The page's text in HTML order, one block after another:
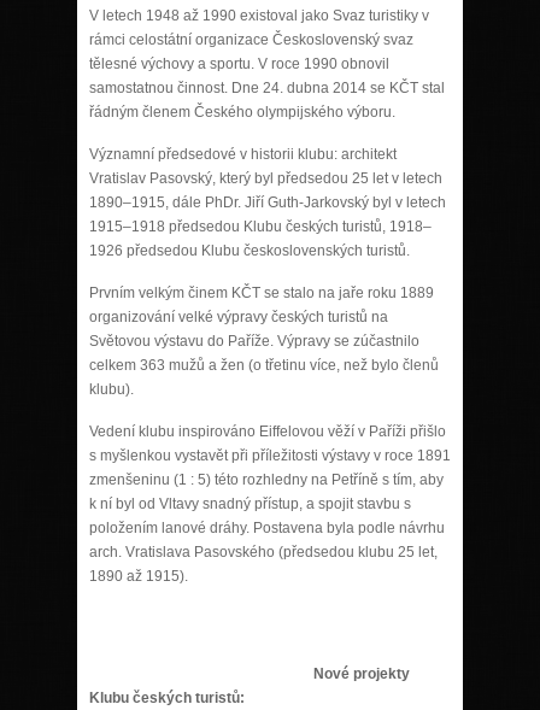
V letech 1948 až 1990 existoval jako Svaz turistiky v
rámci celostátní organizace Československý svaz
tělesné výchovy a sportu. V roce 1990 obnovil
samostatnou činnost. Dne 24. dubna 2014 se KČT stal
řádným členem Českého olympijského výboru.
Významní předsedové v historii klubu: architekt
Vratislav Pasovský, který byl předsedou 25 let v letech
1890–1915, dále PhDr. Jiří Guth-Jarkovský byl v letech
1915–1918 předsedou Klubu českých turistů, 1918–
1926 předsedou Klubu československých turistů.
Prvním velkým činem KČT se stalo na jaře roku 1889
organizování velké výpravy českých turistů na
Světovou výstavu do Paříže. Výpravy se zúčastnilo
celkem 363 mužů a žen (o třetinu více, než bylo členů
klubu).
Vedení klubu inspirováno Eiffelovou věží v Paříži přišlo
s myšlenkou vystavět při příležitosti výstavy v roce 1891
zmenšeninu (1 : 5) této rozhledny na Petříně s tím, aby
k ní byl od Vltavy snadný přístup, a spojit stavbu s
položením lanové dráhy. Postavena byla podle návrhu
arch. Vratislava Pasovského (předsedou klubu 25 let,
1890 až 1915).
Nové projekty
Klubu českých turistů: